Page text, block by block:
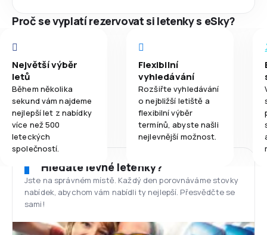
Proč se vyplatí rezervovat si letenky s eSky?
Největší výběr
letů
Během několika
sekund vám najdeme
nejlepší let z nabídky
více než 500
leteckých
společností.
Flexibilní
vyhledávání
Rozšiřte vyhledávání
o nejbližší letiště a
flexibilní výběr
termínů, abyste našli
nejlevnější možnost.
Hledáte levné letenky?
Jste na správném místě. Každý den porovnáváme stovky
nabídek, abychom vám nabídli ty nejlepší. Přesvědčte se
sami!